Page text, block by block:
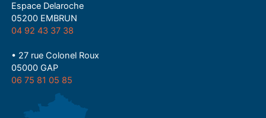
Espace Delaroche
05200 EMBRUN
04 92 43 37 38
• 27 rue Colonel Roux
05000 GAP
06 75 81 05 85